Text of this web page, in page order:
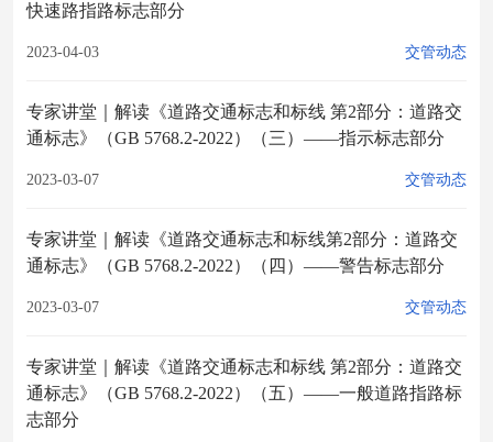
快速路指路标志部分
2023-04-03 交管动态
专家讲堂｜解读《道路交通标志和标线 第2部分：道路交
通标志》（GB 5768.2-2022）（三）——指示标志部分
2023-03-07 交管动态
专家讲堂｜解读《道路交通标志和标线第2部分：道路交
通标志》（GB 5768.2-2022）（四）——警告标志部分
2023-03-07 交管动态
专家讲堂｜解读《道路交通标志和标线 第2部分：道路交
通标志》（GB 5768.2-2022）（五）——一般道路指路标
志部分